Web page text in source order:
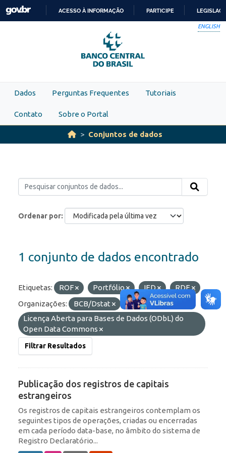
Skip to main content
PARA
O
CONTEÚDO
ACESSO À INFORMAÇÃO PARTICIPE
ENGLISH
Dados Perguntas Frequentes Tutoriais
Contato Sobre o Portal
Conjuntos de dados
Ordenar por
1 conjunto de dados encontrado
Etiquetas: ROF Portfólio IED
RDE
Organizações:
BCB/Dstat
Licenças:
Licença Aberta para Bases de Dados (ODbL) do
Open Data Commons
Filtrar Resultados
Publicação dos registros de capitais
estrangeiros
Os registros de capitais estrangeiros contemplam os
seguintes tipos de operações, criadas ou encerradas
em cada período data-base, no âmbito do sistema de
Registro Declaratório...